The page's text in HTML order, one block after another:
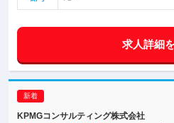
求人詳細
KPMGコンサルティング株式会社